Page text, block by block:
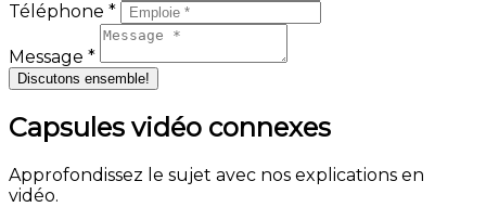
Téléphone *
Message *
Discutons ensemble!
Capsules vidéo connexes
Approfondissez le sujet avec nos explications en
vidéo.